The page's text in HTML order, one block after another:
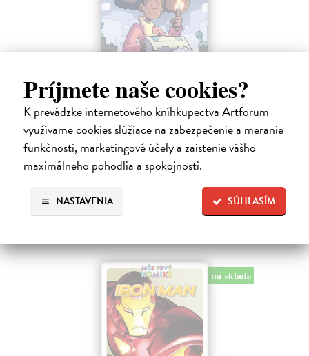
Príjmete naše cookies?
K prevádzke internetového kníhkupectva Artforum
využívame cookies slúžiace na zabezpečenie a meranie
funkčnosti, marketingové účely a zaistenie vášho
maximálneho pohodlia a spokojnosti.
SÚHLASÍM
NASTAVENIA
Minecraft: Srdce z kameňa 2
Clemson Andrew, Lawson Jeremy, Esposito Taylor| Kniha
Druhé pokračovanie napínavého dobrodružstva zo sveta Minecraftu.
Samotársky farmár Cobb sa chce len starať o svoju úrodu, zbierať
suroviny a mať pokoj.
9,45 €
na sklade